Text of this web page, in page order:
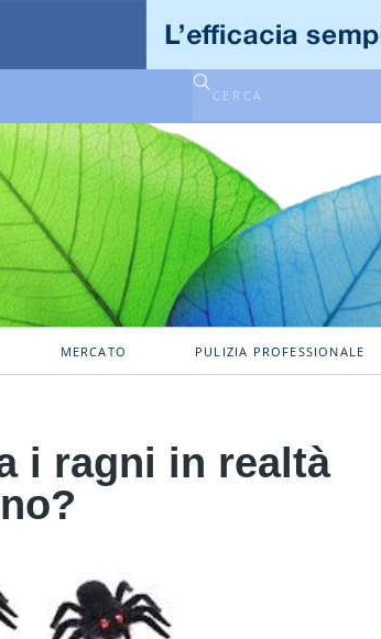
MERCATO PULIZIA PROFESSIONALE
i ragni in realtà